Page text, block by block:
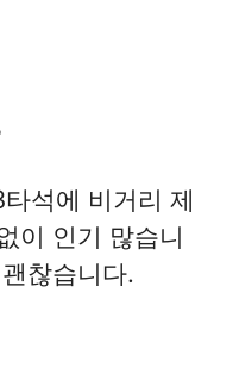
석에 비거리 제
이 인기 많습니
찮습니다.